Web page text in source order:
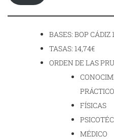
BASES: BOP CÁDIZ
TASAS: 14,74€
ORDEN DE LAS
FÍSICAS
MÉDICO